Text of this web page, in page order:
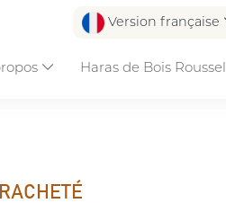
Version française
Haras de Bois Roussel
RACHETÉ